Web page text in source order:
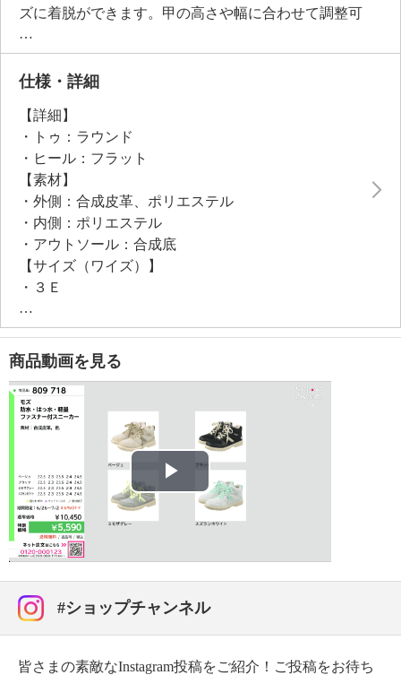
ズに着脱ができます。甲の高さや幅に合わせて調整可
能で、ぴったりとしたフィット感を実現。履き口周り
の柔らかな中綿が、足首までやさしく包み込みます。
高反発メッシュのインソールは取り外しが可能。軽量
め込んだアウトソールで滑りにくさにも配慮。
●普段と同じサイズをおすすめ
仕様・詳細
【詳細】
・トゥ：ラウンド
・ヒール：フラット
【素材】
・外側：合成皮革、ポリエステル
・内側：ポリエステル
・アウトソール：合成底
【サイズ（ワイズ）】
・３Ｅ
【サイズ（その他）】
・ヒールの高さ：約３ｃｍ
・前底厚み：約１．５ｃｍ
・前側着地点厚み：約１．５ｃｍ
・高低差：約１．５ｃｍ
【重さ】
・片足約２１０ｇ（サイズにより多少の差異あり）
【メンテナンス】
・摩擦による色落ち、色移り注意
【原産国（地）】
・中国製
商品動画を見る
Play
Video
#ショップチャンネル
皆さまの素敵なInstagram投稿をご紹介！ご投稿をお待ち